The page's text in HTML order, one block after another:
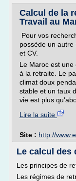
Calcul de la
Travail au
Pour vos
possède un
et CV.
Le Maroc est
à la retraite. Le
climat doux
stable et un taux
vie est plus
Lire la suite
Site : http://
Le calcul des
Les principes de
Les régimes de